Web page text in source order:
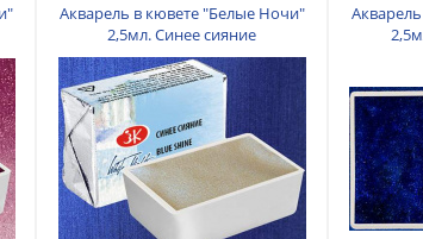
Акварель в кювете "Белые Ночи"
2,5мл. Синее сияние